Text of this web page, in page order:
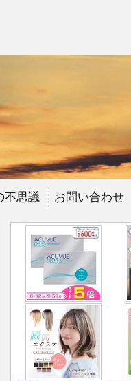
不思議 お問い合わせ